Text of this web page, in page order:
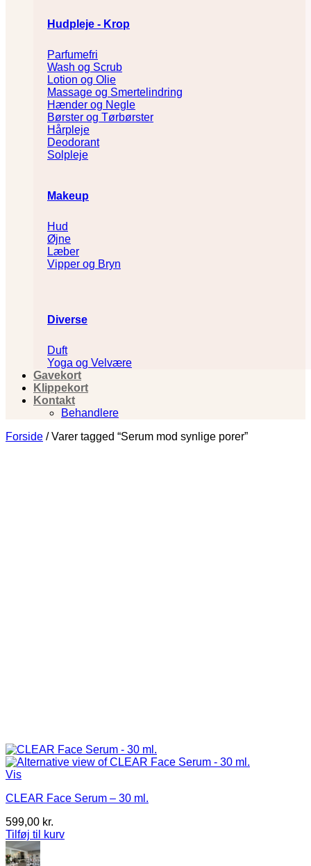
Hudpleje - Krop
Parfumefri
Wash og Scrub
Lotion og Olie
Massage og Smertelindring
Hænder og Negle
Børster og Tørbørster
Hårpleje
Deodorant
Solpleje
Makeup
Hud
Øjne
Læber
Vipper og Bryn
Diverse
Duft
Yoga og Velvære
Gavekort
Klippekort
Kontakt
Behandlere
Forside /Varer tagged “Serum mod synlige porer”
Vis
CLEAR Face Serum – 30 ml.
599,00 kr.
Tilføj til kurv